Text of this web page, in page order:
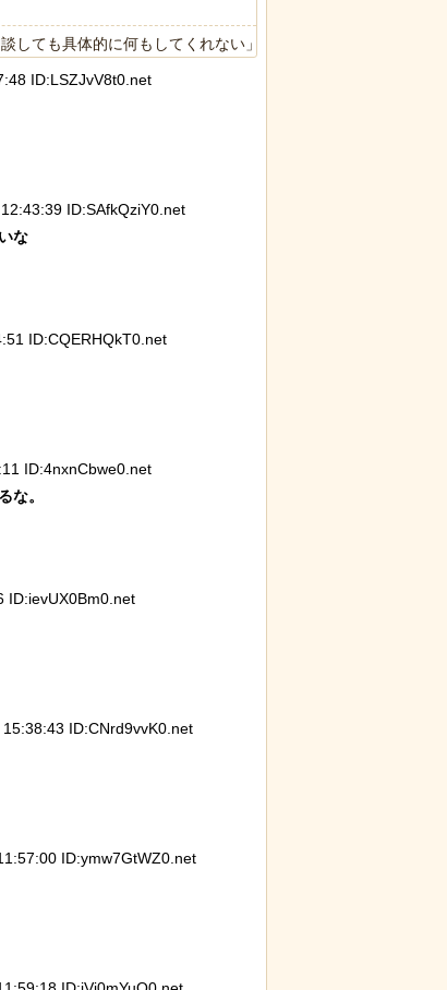
しても具体的に何もしてくれない」EXIT兼近「搾取しようと
的って一体なんなの？？？？？？？
称賛の声
ID:LSZJvV8t0.net
ID:SAfkQziY0.net
な
ID:CQERHQkT0.net
ID:4nxnCbwe0.net
な。
ID:ievUX0Bm0.net
ID:CNrd9vvK0.net
ID:ymw7GtWZ0.net
れる